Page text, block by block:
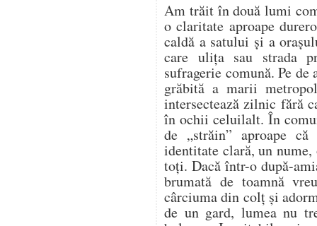
Am trăit în două lumi
o claritate aproape
caldă a satului și a
care ulița sau strada
sufragerie comună. Pe
grăbită a marii
intersectează zilnic fără
în ochii celuilalt. În
de „străin” aproape
identitate clară, un
toți. Dacă într-o după-
brumată de toamnă
cârciuma din colț și
de un gard, lumea nu